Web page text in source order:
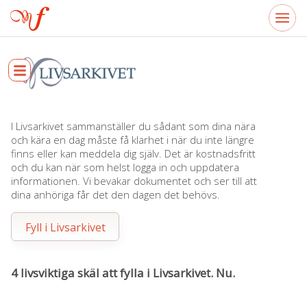
I Livsarkivet sammanställer du sådant som dina nära
och kära en dag måste få klarhet i när du inte längre
finns eller kan meddela dig själv. Det är kostnadsfritt
och du kan när som helst logga in och uppdatera
informationen. Vi bevakar dokumentet och ser till att
dina anhöriga får det den dagen det behövs.
Fyll i Livsarkivet
4 livsviktiga skäl att fylla i Livsarkivet. Nu.